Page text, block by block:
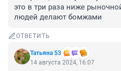
это в три раза ниже
людей делают бомжами
ОТВЕТИТЬ
Татьяна 53
14 августа 2024, 16:07